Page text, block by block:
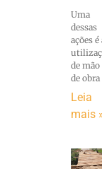
Uma
dessas
ações é
de mão
de obra
Leia
mais